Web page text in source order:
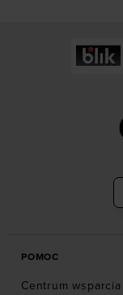
POMOC
Centrum wsparcia